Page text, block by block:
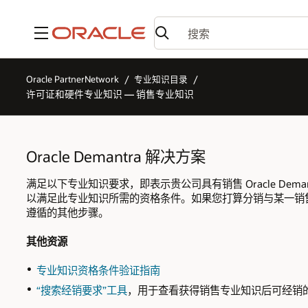
菜单
Oracle PartnerNetwork 专业知识目录
许可证和硬件专业知识 — 销售专业知识
Oracle Demantra 解决方案
满足以下专业知识要求，即表示贵公司具有销售 Oracle
以满足此专业知识所需的资格条件。如果您打算分销与某一
遵循的其他步骤。
其他资源
专业知识资格条件验证指南
“搜索经销要求”工具，用于查看获得销售专业知识后可经销